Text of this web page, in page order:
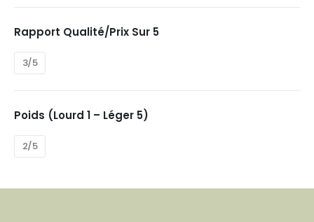
Rapport Qualité/prix Sur 5
3/5
Poids (Lourd 1 – Léger 5)
2/5